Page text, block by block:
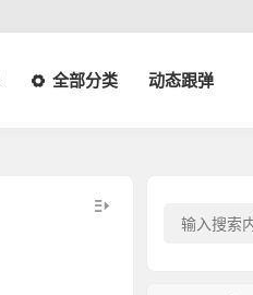
全部分类 动态跟弹